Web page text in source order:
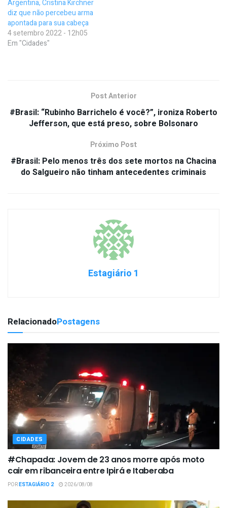
Argentina, Cristina Kirchner
diz que não percebeu arma
apontada para sua cabeça
4 setembro 2022 - 12h05
Em "Cidades"
Post Anterior
#Brasil: “Rubinho Barrichelo é você?”, ironiza Roberto
Jefferson, que está preso, sobre Bolsonaro
Próximo Post
#Brasil: Pelo menos três dos sete mortos na Chacina
do Salgueiro não tinham antecedentes criminais
Estagiário 1
RelacionadoPostagens
CIDADES
#Chapada: Jovem de 23 anos morre após moto
cair em ribanceira entre Ipirá e Itaberaba
PORESTAGIÁRIO 2 2026/08/08